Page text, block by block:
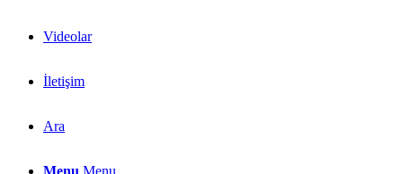
Videolar
İletişim
Ara
Menu Menu